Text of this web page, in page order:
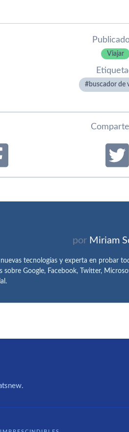
Viajar
buscador de
por Miriam
tecnologías y experta en probar
sobre Google, Facebook, Twitter,